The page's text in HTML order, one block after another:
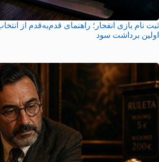
ثبت نام بازی انفجار؛ راهنمای قدم‌به‌قدم از
اولین برداشت سود